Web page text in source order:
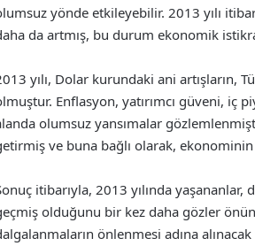
yönde etkileyebilir. 2013 yılı
da artmış, bu durum ekonomik
yılı, Dolar kurundaki ani artışların,
Enflasyon, yatırımcı güveni, iç
olumsuz yansımalar
ve buna bağlı olarak,
itibarıyla, 2013 yılında
olduğunu bir kez daha gözler
önlenmesi adına